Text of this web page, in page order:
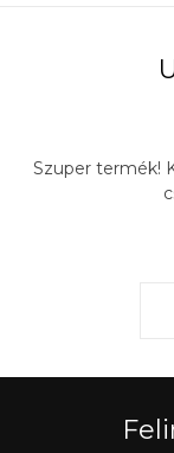
Szuper termék!